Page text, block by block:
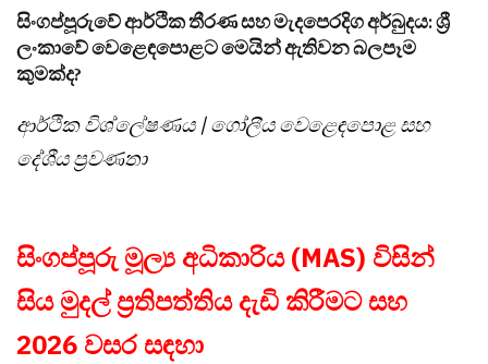
සිංගප්පූරුවේ ආර්ථික තීරණ සහ මැදපෙරදිග අර්බුදය: ශ්‍රී
ලංකාවේ වෙළෙඳපොළට මෙයින් ඇතිවන බලපෑම
කුමක්ද?
ආර්ථික විශ්ලේෂණය | ගෝලීය වෙළෙඳපොළ සහ
දේශීය ප්‍රවණතා
සිංගප්පූරු මූල්‍ය අධිකාරිය (MAS) විසින්
සිය මුදල් ප්‍රතිපත්තිය දැඩි කිරීමට සහ
2026 වසර සඳහා